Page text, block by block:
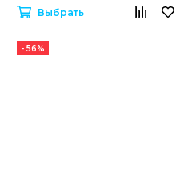
Выбрать
- 56%